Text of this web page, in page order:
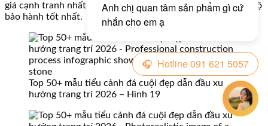
giá cạnh tranh nhất thị trường với chất lượng 5 sao và chế độ
bảo hành tốt nhất.
Top 50+ mẫu tiểu cảnh đá cuội đẹp dẫn đầu xu
hướng trang trí 2026 – Hình 19